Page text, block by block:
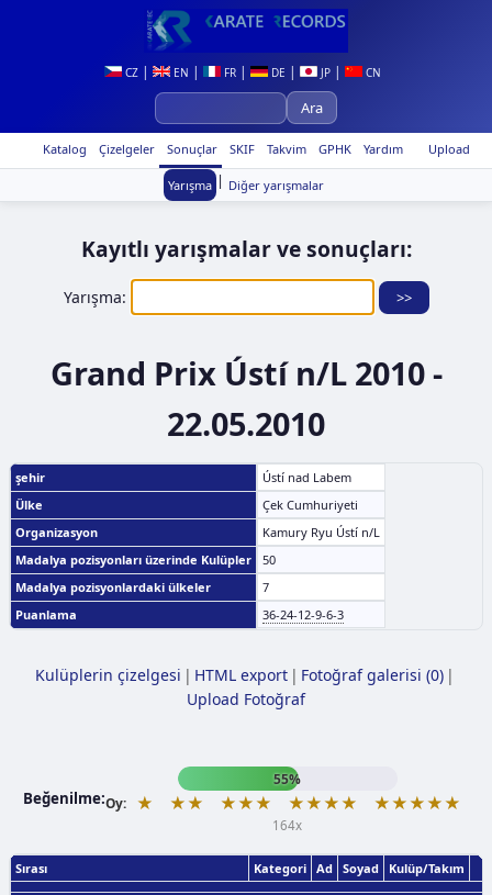
CZ | EN | FR | DE | JP | CN
Upload
Katalog Çizelgeler Sonuçlar SKIF Takvim GPHK Yardım
Yarışma | Diğer yarışmalar
Kayıtlı yarışmalar ve sonuçları:
Yarışma:
Grand Prix Ústí n/L 2010 -
22.05.2010
şehir
Ústí nad Labem
Ülke
Çek Cumhuriyeti
Organizasyon
Kamury Ryu Ústí n/L
Madalya pozisyonları üzerinde Kulüpler
50
Madalya pozisyonlardaki ülkeler
7
Puanlama
36-24-12-9-6-3
Kulüplerin çizelgesi | HTML export | Fotoğraf galerisi (0) |
Upload Fotoğraf
Beğenilme:
55%
Oy:
★ ★★ ★★★ ★★★★ ★★★★★
164x
Sırası Kategori Ad Soyad Kulüp/Takım